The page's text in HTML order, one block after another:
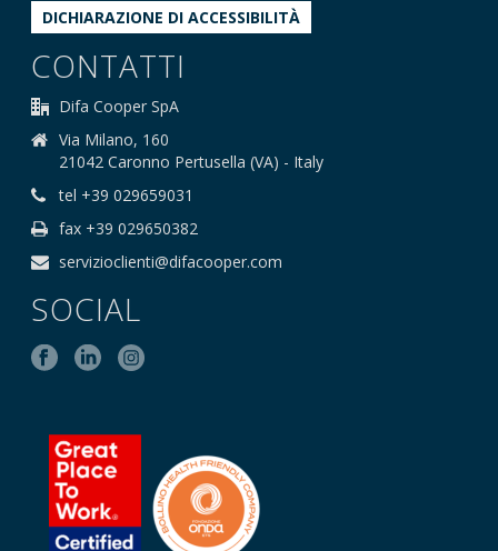
DICHIARAZIONE DI ACCESSIBILITÀ
CONTATTI
Difa Cooper SpA
Via Milano, 160
21042 Caronno Pertusella (VA) - Italy
tel +39 029659031
fax +39 029650382
servizioclienti@difacooper.com
SOCIAL